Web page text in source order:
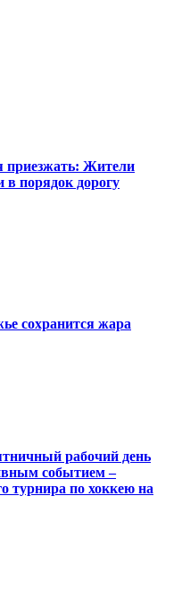
приезжать: Жители
в порядок дорогу
сохранится жара
рабочий день
событием –
турнира по хоккею на